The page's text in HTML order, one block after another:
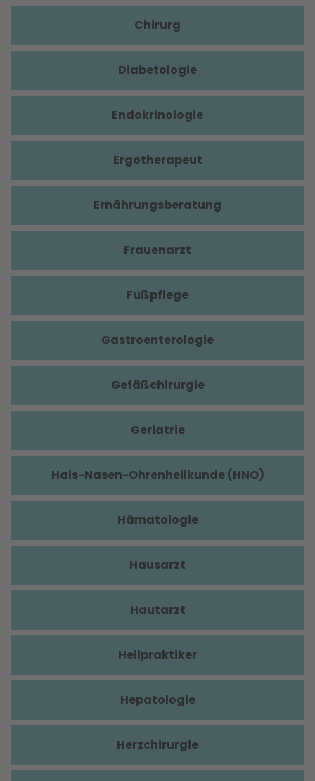
Chirurg
Diabetologie
Endokrinologie
Ergotherapeut
Ernährungsberatung
Frauenarzt
Fußpflege
Gastroenterologie
Gefäßchirurgie
Geriatrie
Hals-Nasen-Ohrenheilkunde (HNO)
Hämatologie
Hausarzt
Hautarzt
Heilpraktiker
Hepatologie
Herzchirurgie